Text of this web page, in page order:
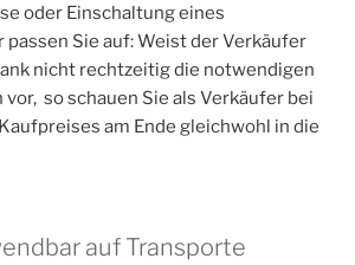
oder Einschaltung eines
passen Sie auf: Weist der Verkäufer
nicht rechtzeitig die notwendigen
so schauen Sie als Verkäufer bei
am Ende gleichwohl in die
auf Transporte